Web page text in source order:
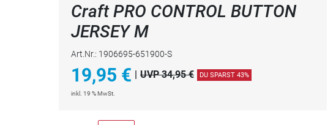
Craft PRO CONTROL BUTTON
JERSEY M
Art.Nr.: 1906695-651900-S
19,95 € UVP 34,95 € DU SPARST 43%
inkl. 19 % MwSt.